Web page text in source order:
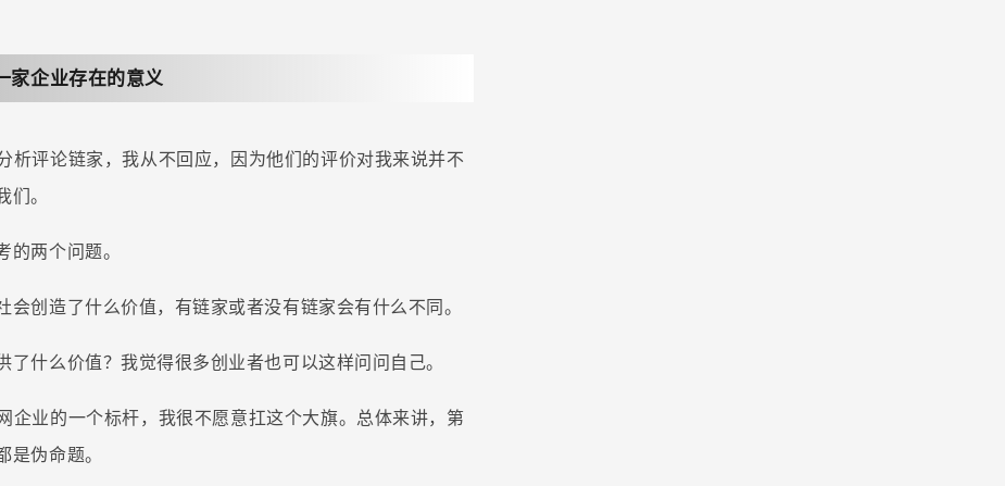
家企业存在的意义
析评论链家，我从不回应，因为他们的评价对我来说并不
们。
的两个问题。
创造了什么价值，有链家或者没有链家会有什么不同。
什么价值？我觉得很多创业者也可以这样问问自己。
企业的一个标杆，我很不愿意扛这个大旗。总体来讲，第
是伪命题。